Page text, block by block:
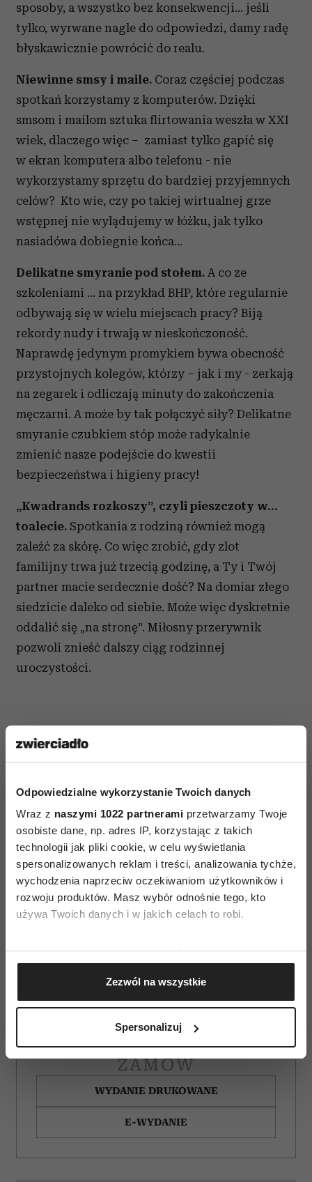
Odpowiedzialne wykorzystanie Twoich danych
Wraz z naszymi 1022 partnerami przetwarzamy Twoje
osobiste dane, np. adres IP, korzystając z takich
technologii jak pliki cookie, w celu wyświetlania
spersonalizowanych reklam i treści, analizowania tychże,
wychodzenia naprzeciw oczekiwaniom użytkowników i
rozwoju produktów. Masz wybór odnośnie tego, kto
używa Twoich danych i w jakich celach to robi.
Gromadzić dane dotyczące Twojej lokalizacji
geograficznej z dokładnością nawet do kilku metrów
Identyfikować Twoje urządzenie, aktywnie
(fingerprinting, czyli wirtualny odcisk palca)
dane są przetwarzane oraz ustaw własne preferencje w
sekcji szczegółów. W Deklaracji plików cookie możesz
zmienić lub wycofać swoją zgodę w dowolnej chwili.
Wykorzystujemy pliki cookie do spersonalizowania treści
Zezwól na wszystkie
Spersonalizuj
sposoby, a wszystko bez konsekwencji… jeśli
tylko, wyrwane nagle do odpowiedzi, damy radę
błyskawicznie powrócić do realu.
Niewinne smsy i maile. Coraz częściej podczas
spotkań korzystamy z komputerów. Dzięki
smsom i mailom sztuka flirtowania weszła w XXI
wiek, dlaczego więc – zamiast tylko gapić się
w ekran komputera albo telefonu - nie
wykorzystamy sprzętu do bardziej przyjemnych
celów? Kto wie, czy po takiej wirtualnej grze
wstępnej nie wylądujemy w łóżku, jak tylko
nasiadówa dobiegnie końca…
Delikatne smyranie pod stołem. A co ze
szkoleniami … na przykład BHP, które regularnie
odbywają się w wielu miejscach pracy? Biją
rekordy nudy i trwają w nieskończoność.
Naprawdę jedynym promykiem bywa obecność
przystojnych kolegów, którzy – jak i my - zerkają
na zegarek i odliczają minuty do zakończenia
męczarni. A może by tak połączyć siły? Delikatne
smyranie czubkiem stóp może radykalnie
zmienić nasze podejście do kwestii
bezpieczeństwa i higieny pracy!
„Kwadrands rozkoszy”, czyli pieszczoty w…
toalecie. Spotkania z rodziną również mogą
zaleźć za skórę. Co więc zrobić, gdy zlot
familijny trwa już trzecią godzinę, a Ty i Twój
partner macie serdecznie dość? Na domiar złego
siedzicie daleko od siebie. Może więc dyskretnie
oddalić się „na stronę”. Miłosny przerywnik
pozwoli znieść dalszy ciąg rodzinnej
uroczystości.
AUTOPROMOCJA
ZAMÓW
WYDANIE DRUKOWANE
E-WYDANIE